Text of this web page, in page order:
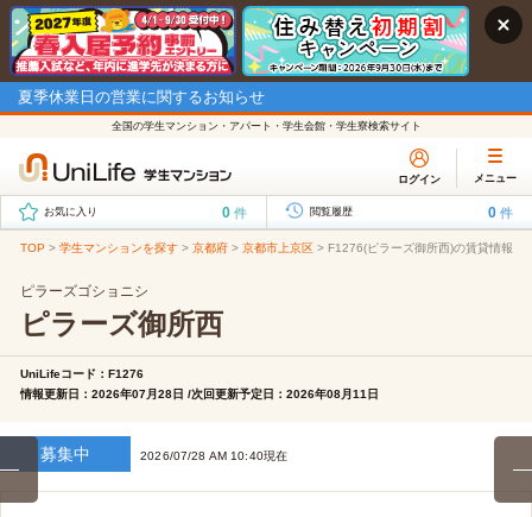
夏季休業日の営業に関するお知らせ
全国の学生マンション・アパート・学生会館・学生寮検索サイト
ログイン メニュー
お気に入り 0 件 閲覧履歴 0 件
TOP > 学生マンションを探す > 京都府 > 京都市上京区 > F1276(ピラーズ御所西)の賃貸情報
ピラーズゴショニシ
ピラーズ御所西
UniLifeコード：F1276
情報更新日：2026年07月28日 /次回更新予定日：2026年08月11日
募集中 2026/07/28 AM 10:40現在